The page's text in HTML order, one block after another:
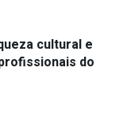
cultural e
do